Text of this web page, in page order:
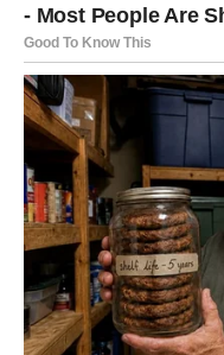
Moguće je poznanstvo
raspoloženje.
Ništa više neće
Pred vama su veoma
RAK
Rakovi su među